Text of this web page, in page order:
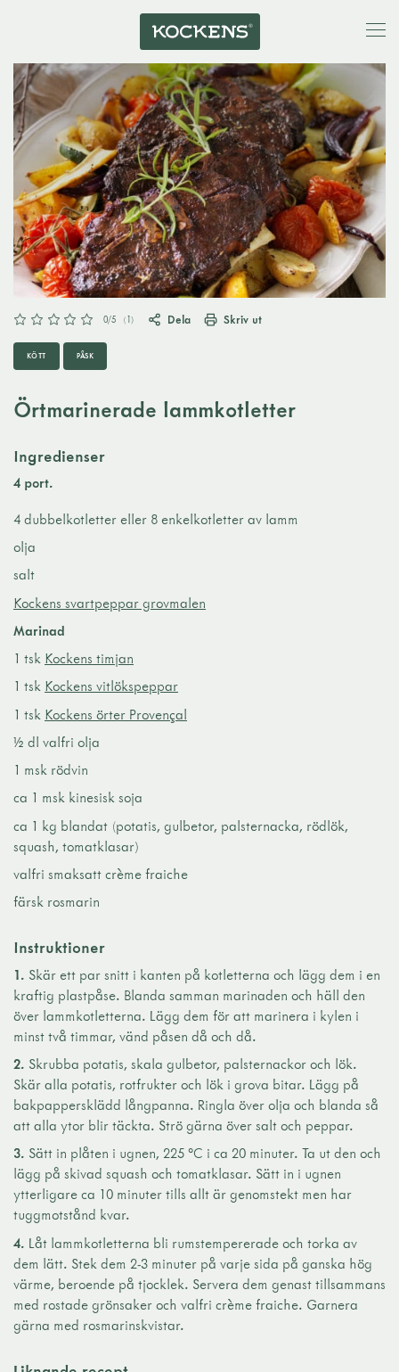
0/5 (1) Dela Skriv ut
KÖTT PÅSK
Örtmarinerade lammkotletter
Ingredienser
4 port.
4 dubbelkotletter eller 8 enkelkotletter av lamm
olja
salt
Kockens svartpeppar grovmalen
Marinad
1 tsk Kockens timjan
1 tsk Kockens vitlökspeppar
1 tsk Kockens örter Provençal
½ dl valfri olja
1 msk rödvin
ca 1 msk kinesisk soja
ca 1 kg blandat (potatis, gulbetor, palsternacka, rödlök,
squash, tomatklasar)
valfri smaksatt crème fraiche
färsk rosmarin
Instruktioner
1. Skär ett par snitt i kanten på kotletterna och lägg dem i en
kraftig plastpåse. Blanda samman marinaden och häll den
över lammkotletterna. Lägg dem för att marinera i kylen i
minst två timmar, vänd påsen då och då.
2. Skrubba potatis, skala gulbetor, palsternackor och lök.
Skär alla potatis, rotfrukter och lök i grova bitar. Lägg på
bakpappersklädd långpanna. Ringla över olja och blanda så
att alla ytor blir täckta. Strö gärna över salt och peppar.
3. Sätt in plåten i ugnen, 225 °C i ca 20 minuter. Ta ut den och
lägg på skivad squash och tomatklasar. Sätt in i ugnen
ytterligare ca 10 minuter tills allt är genomstekt men har
tuggmotstånd kvar.
4. Låt lammkotletterna bli rumstempererade och torka av
dem lätt. Stek dem 2-3 minuter på varje sida på ganska hög
värme, beroende på tjocklek. Servera dem genast tillsammans
med rostade grönsaker och valfri crème fraiche. Garnera
gärna med rosmarinskvistar.